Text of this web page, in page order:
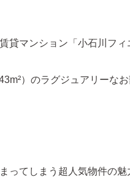
貸マンション「小石川フィ
）のラグジュアリーな
ってしまう超人気物件の魅